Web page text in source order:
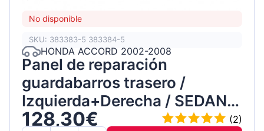
No disponible
SKU: 383383-5 383384-5
HONDA ACCORD 2002-2008
Panel de reparación
guardabarros trasero /
Izquierda+Derecha / SEDAN /
Conjunto
128,30€
(2)